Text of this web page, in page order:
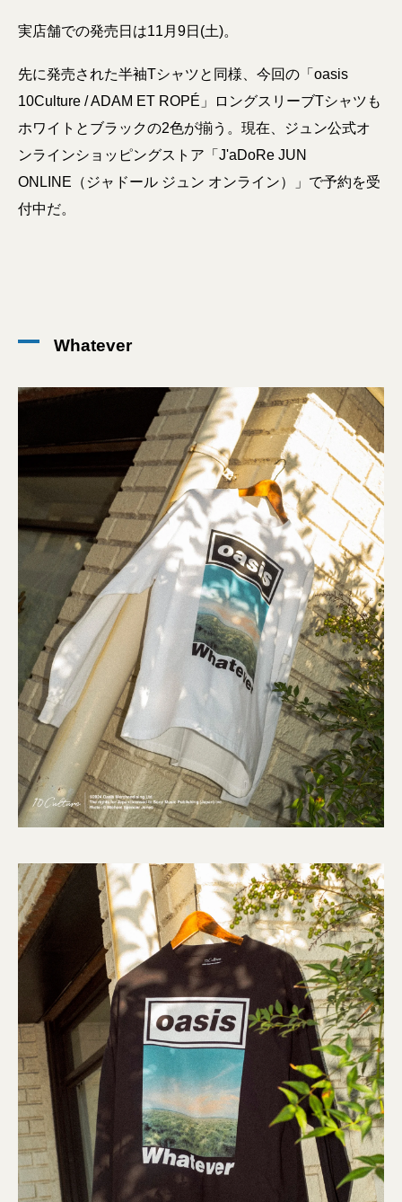
実店舗での発売日は11月9日(土)。
先に発売された半袖Tシャツと同様、今回の「oasis
10Culture / ADAM ET ROPÉ」ロングスリーブTシャツも
ホワイトとブラックの2色が揃う。現在、ジュン公式オ
ンラインショッピングストア「J'aDoRe JUN
ONLINE（ジャドール ジュン オンライン）」で予約を受
付中だ。
Whatever